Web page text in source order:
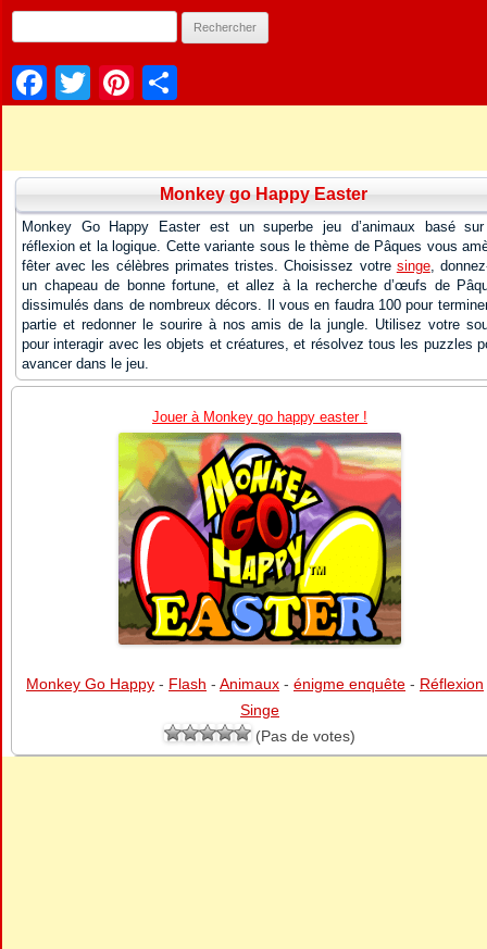
Facebook
TwitterPinterest
Monkey go Happy Easter
Monkey Go Happy Easter est un superbe jeu d’animaux basé
réflexion et la logique. Cette variante sous le thème de Pâques vous
fêter avec les célèbres primates tristes. Choisissez votre singe,
un chapeau de bonne fortune, et allez à la recherche d’œufs de
dissimulés dans de nombreux décors. Il vous en faudra 100 pour
partie et redonner le sourire à nos amis de la jungle. Utilisez votre
pour interagir avec les objets et créatures, et résolvez tous les puzzles
avancer dans le jeu.
Jouer à Monkey go happy easter !
Monkey Go Happy - Flash - Animaux - énigme enquête - Réflexion
Singe
(Pas de votes)